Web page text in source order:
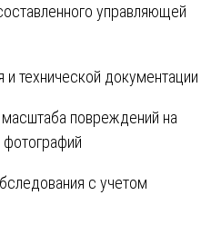
управляющей
технической документации
повреждений на
с учетом